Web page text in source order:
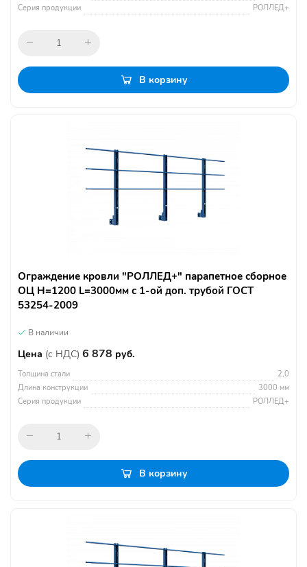
Серия продукции
РОЛЛЕД+
В корзину
Ограждение кровли "РОЛЛЕД+" парапетное сборное
ОЦ H=1200 L=3000мм с 1-ой доп. трубой ГОСТ
53254-2009
В наличии
Цена (с НДС) 6 878 руб.
Толщина стали
2,0
Длина конструкции
3000 мм
Серия продукции
РОЛЛЕД+
В корзину